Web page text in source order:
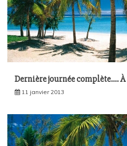
Dernière journée complète….
11 janvier 2013